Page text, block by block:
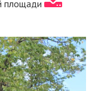
площади